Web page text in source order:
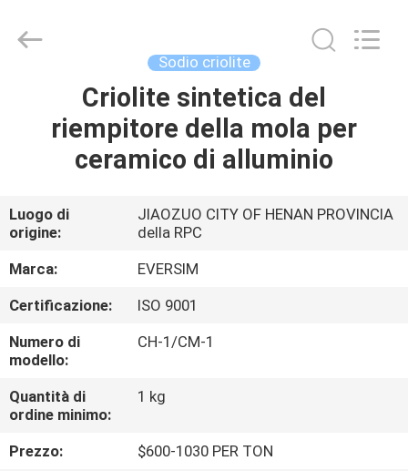
PRODOTTI
VIDEO
SU
DI
NOI
VISITA
ALLA
FABBRICA
Imp.&Exp.Co.,Ltd.
Sodio criolite
Criolite sintetica del
riempitore della mola per
ceramico di alluminio
Luogo di
origine:
JIAOZUO CITY OF HENAN PROVINCIA
della RPC
Marca:
EVERSIM
Certificazione:
ISO 9001
Numero di
modello:
CH-1/CM-1
Quantità di
ordine minimo:
1 kg
Prezzo:
$600-1030 PER TON